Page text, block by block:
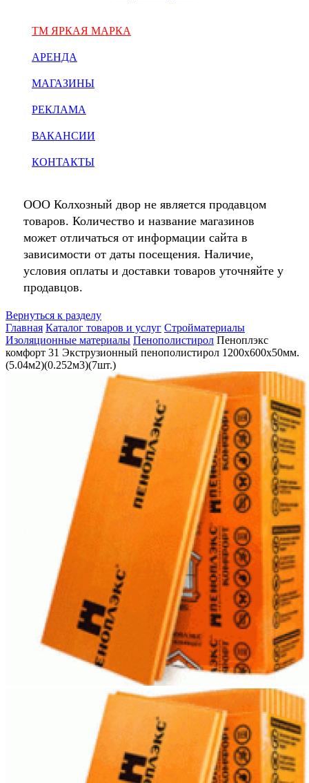
ТМ ЯРКАЯ МАРКА
АРЕНДА
МАГАЗИНЫ
РЕКЛАМА
ВАКАНСИИ
КОНТАКТЫ
ООО Колхозный двор не является продавцом
товаров. Количество и название магазинов
может отличаться от информации сайта в
зависимости от даты посещения. Наличие,
условия оплаты и доставки товаров уточняйте у
продавцов.
Вернуться к разделу
Главная Каталог товаров и услуг Стройматериалы
Изоляционные материалы Пенополистирол Пеноплэкс
комфорт 31 Экструзионный пенополистирол 1200х600х50мм.
(5.04м2)(0.252м3)(7шт.)